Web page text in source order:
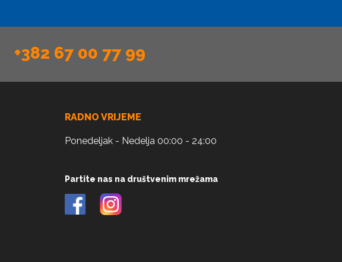
+382 67 00 77 99
RADNO VRIJEME
Ponedeljak - Nedelja 00:00 - 24:00
Partite nas na društvenim mrežama